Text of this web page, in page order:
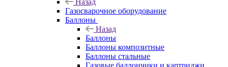
Назад
Газосварочное оборудование
Баллоны
Назад
Баллоны
Баллоны композитные
Баллоны стальные
Газовые баллончики и картриджи